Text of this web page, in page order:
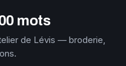
mots
de Lévis — broderie,